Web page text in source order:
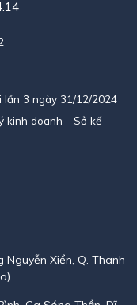
3 ngày 31/12/2024
kinh doanh - Sở kế
Nguyễn Xiển, Q. Thanh